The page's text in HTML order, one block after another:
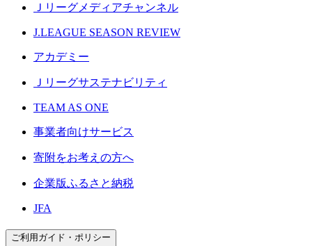
Ｊリーグメディアチャンネル
J.LEAGUE SEASON REVIEW
アカデミー
Ｊリーグサステナビリティ
TEAM AS ONE
事業者向けサービス
寄附をお考えの方へ
企業版ふるさと納税
JFA
ご利用ガイド・ポリシー